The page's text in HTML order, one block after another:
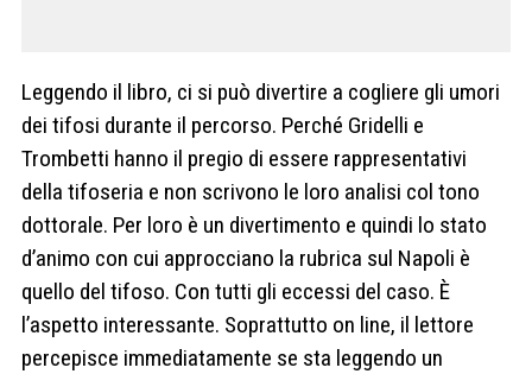
Leggendo il libro, ci si può divertire a cogliere gli umori
dei tifosi durante il percorso. Perché Gridelli e
Trombetti hanno il pregio di essere rappresentativi
della tifoseria e non scrivono le loro analisi col tono
dottorale. Per loro è un divertimento e quindi lo stato
d’animo con cui approcciano la rubrica sul Napoli è
quello del tifoso. Con tutti gli eccessi del caso. È
l’aspetto interessante. Soprattutto on line, il lettore
percepisce immediatamente se sta leggendo un